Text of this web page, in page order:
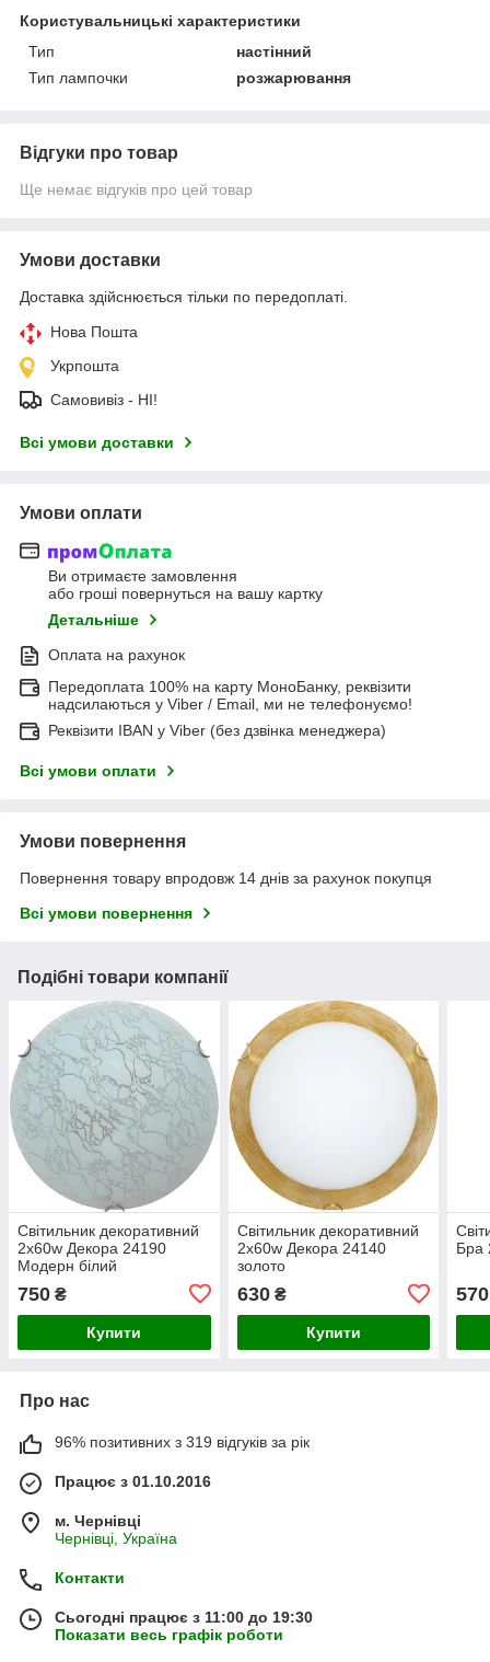
Користувальницькі характеристики
Тип
настінний
Тип лампочки
розжарювання
Відгуки про товар
Ще немає відгуків про цей товар
Умови доставки
Доставка здійснюється тільки по передоплаті.
Нова Пошта
Укрпошта
Самовивіз - НІ!
Всі умови доставки
Умови оплати
Ви отримаєте замовлення
або гроші повернуться на вашу картку
Детальніше
Оплата на рахунок
Передоплата 100% на карту МоноБанку, реквізити
надсилаються у Viber / Email, ми не телефонуємо!
Реквізити IBAN у Viber (без дзвінка менеджера)
Всі умови оплати
Умови повернення
Повернення товару впродовж 14 днів за рахунок покупця
Всі умови повернення
Подібні товари компанії
Світильник декоративний
2х60w Декора 24190
Модерн білий
750 ₴
Купити
Світильник декоративний
2х60w Декора 24140
золото
630₴
Купити
Бра
570
Про нас
96% позитивних з 319 відгуків за рік
Працює з 01.10.2016
м. Чернівці
Чернівці, Україна
Контакти
Сьогодні працює з 11:00 до 19:30
Показати весь графік роботи